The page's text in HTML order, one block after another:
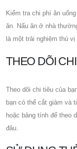
Kiểm tra chi phí ăn
ăn. Nấu ăn ở nhà
là một trải nghiệm thú vị
THEO DÕI
Theo dõi chi tiêu của
bạn có thể cắt giảm và
hoặc bảng tính để theo
đâu.